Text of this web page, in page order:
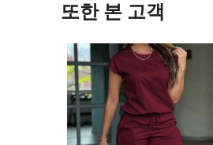
또한 본 고객